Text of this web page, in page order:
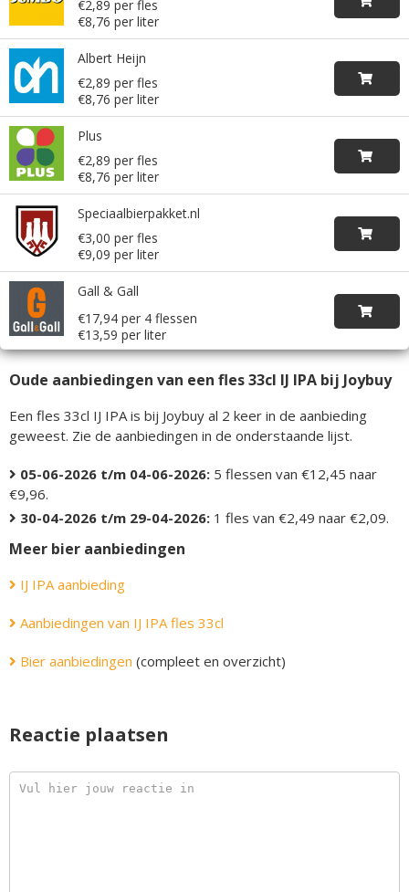
€2,89 per fles
€8,76 per liter
Albert Heijn
€2,89 per fles
€8,76 per liter
Plus
€2,89 per fles
€8,76 per liter
Speciaalbierpakket.nl
€3,00 per fles
€9,09 per liter
Gall & Gall
€17,94 per 4 flessen
€13,59 per liter
Oude aanbiedingen van een fles 33cl IJ IPA bij Joybuy
Een fles 33cl IJ IPA is bij Joybuy al 2 keer in de aanbieding
geweest. Zie de aanbiedingen in de onderstaande lijst.
05-06-2026 t/m 04-06-2026: 5 flessen van €12,45 naar
€9,96.
30-04-2026 t/m 29-04-2026: 1 fles van €2,49 naar €2,09.
Meer bier aanbiedingen
IJ IPA aanbieding
Aanbiedingen van IJ IPA fles 33cl
Bier aanbiedingen (compleet en overzicht)
Reactie plaatsen